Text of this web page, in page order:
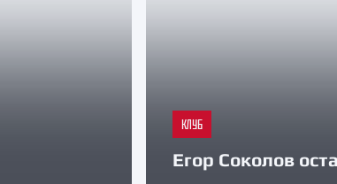
КЛУБ
Егор Соколов